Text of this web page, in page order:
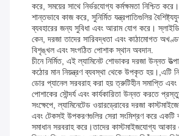
করে, সময়ের সাথে নির্ভরযোগ্য কর্মক্ষমতা নিশ্চিত
শান্তভাবে কাজ করে, সুনির্মিত যন্ত্রপাতিগুলির
ব্যবহারের জন্য সুবিধা এবং আরাম যোগ করে।
কেন, দরজা তাদের সারিবদ্ধতা এবং কাঠামোগত
বিশৃঙ্খল এবং সংগঠিত পোশাক স্থান অবদান.
চীনে নির্মিত, এই ল্যামিনেট শোভাকর দরজা উন্নত
কঠোর মান নিয়ন্ত্রণ ব্যবস্থা থেকে উপকৃত হয়।,এটি
ডোর প্যানেল সরবরাহ করা হয় ত্রুটিহীন সমাপ্তি
পোশাকের সৌন্দর্য এবং কার্যকারিতা উন্নত করতে
সংক্ষেপে, ল্যামিনেটেড ওয়ারড্রোবের দরজা
এবং টেকসই উপকরণগুলির সেরা সংমিশ্রণ করে একটি
সমাধান সরবরাহ করে।তাদের কাস্টমাইজযোগ্য আকার